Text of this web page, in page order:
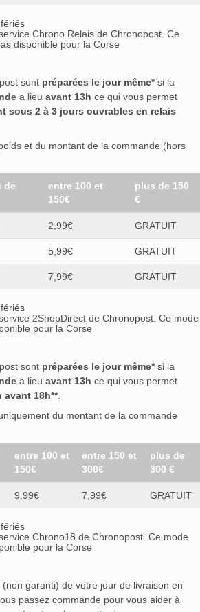
Chrono Relais de Chronopost. Ce
disponible pour la Corse
sont préparées le jour même*si la
a lieu avant 13h ce qui vous permet
sous 2 à 3 jours ouvrables en relais
et du montant de la commande (hors
de
entre 100 et
150€
plus de 150
€
2,99€ GRATUIT
5,99€ GRATUIT
7,99€ GRATUIT
2ShopDirect de Chronopost. Ce mode
pour la Corse
sont préparées le jour même*si la
a lieu avant 13h ce qui vous permet
avant 18h**.
du montant de la commande
entre 100 et
150€
entre 150 et
300€
plus de
300 €
9.99€ 7,99€ GRATUIT
Chrono18 de Chronopost. Ce mode
pour la Corse
garanti) de votre jour de livraison en
passez commande pour vous aider à